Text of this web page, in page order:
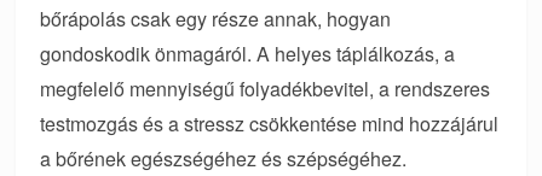
bőrápolás csak egy része annak, hogyan
gondoskodik önmagáról. A helyes táplálkozás, a
megfelelő mennyiségű folyadékbevitel, a rendszeres
testmozgás és a stressz csökkentése mind hozzájárul
a bőrének egészségéhez és szépségéhez.